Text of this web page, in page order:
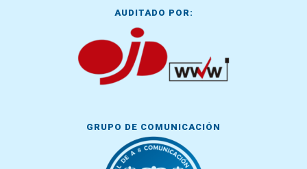
AUDITADO POR:
GRUPO DE COMUNICACIÓN